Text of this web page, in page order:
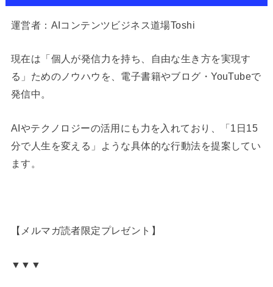
運営者：AIコンテンツビジネス道場Toshi
現在は「個人が発信力を持ち、自由な生き方を実現す
る」ためのノウハウを、電子書籍やブログ・YouTubeで
発信中。
AIやテクノロジーの活用にも力を入れており、「1日15
分で人生を変える」ような具体的な行動法を提案してい
ます。
【メルマガ読者限定プレゼント】
▼▼▼